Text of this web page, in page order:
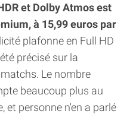
et Dolby Atmos est
à 15,99 euros par
plafonne en Full HD
précisé sur la
Le nombre
beaucoup plus au
et personne n'en a parlé